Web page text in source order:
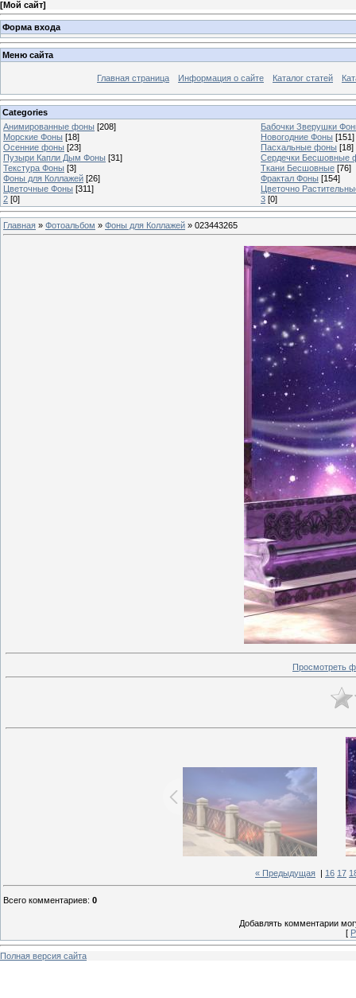
[Мой сайт]
Форма входа
Меню сайта
Главная страница Информация о сайте Каталог статей
Categories
Анимированные фоны [208]
Бабочки Зверушки
Морские Фоны [18] Новогодние Фоны [151]
Осенние фоны [23] Пасхальные фоны [18]
Пузыри Капли Дым Фоны [31]
Сердечки Бесшовные
Текстура Фоны [3] Ткани Бесшовные [76]
Фоны для Коллажей [26] Фрактал Фоны [154]
Цветочные Фоны [311]
Цветочно
2 [0] 3 [0]
Главная » Фотоальбом » Фоны для Коллажей » 023443265
Просмотреть
« Предыдущая 16 17
Всего комментариев: 0
Добавлять комментарии
[
Полная версия сайта